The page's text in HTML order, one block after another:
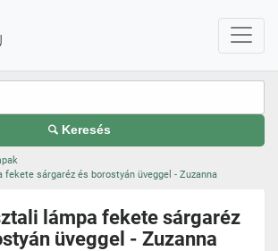
Keresés
fekete sárgaréz és borostyán üveggel - Zuzanna
lámpa fekete sárgaréz
üveggel - Zuzanna